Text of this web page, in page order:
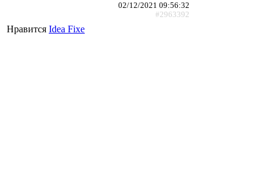
02/12/2021 09:56:32
#2963392
Нравится Idea Fixe